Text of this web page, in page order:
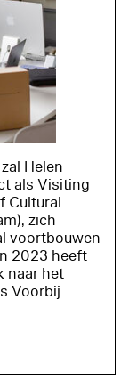
Helen
als Visiting
Cultural
zich
voortbouwen
2023 heeft
naar het
Voorbij